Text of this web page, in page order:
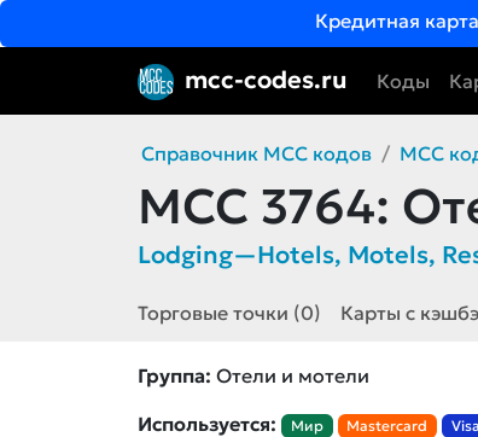
Кредитная
mcc-codes.ru Коды
Справочник MCC кодов MCC
MCC 3764:
Lodging—Hotels, Motels,
Торговые точки (0) Карты с
Группа: Отели и мотели
Используется:
Мир Mastercard Visa